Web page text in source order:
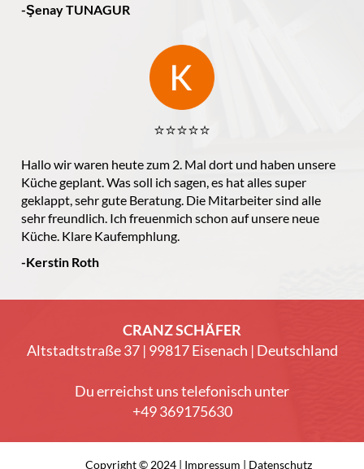
-Şenay TUNAGUR
⭐️⭐️⭐️⭐️⭐️
Hallo wir waren heute zum 2. Mal dort und haben unsere
Küche geplant. Was soll ich sagen, es hat alles super
geklappt, sehr gute Beratung. Die Mitarbeiter sind alle
sehr freundlich. Ich freuenmich schon auf unsere neue
Küche. Klare Kaufemphlung.
-Kerstin Roth
CRANZ SCHÄFER
Altstadtstraße 37 | 99817 Eisenach | Deutschland
Du erreichst uns telefonisch unter
+49 369175630
Copyright © 2024 | Impressum | Datenschutz